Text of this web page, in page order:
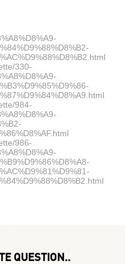
330-
984-
986-
QUESTION..